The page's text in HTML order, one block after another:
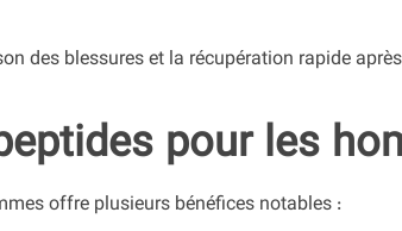
des blessures et la récupération rapide
pour les
offre plusieurs bénéfices notables :